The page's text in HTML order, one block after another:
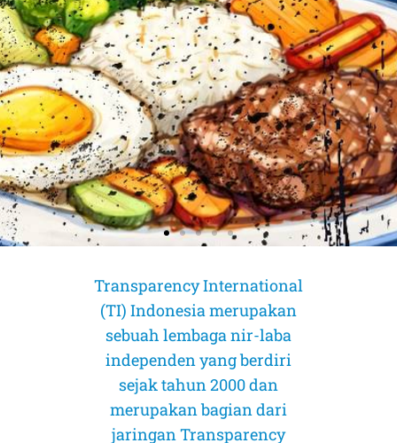
Transparency International
(TI) Indonesia merupakan
sebuah lembaga nir-laba
independen yang berdiri
sejak tahun 2000 dan
merupakan bagian dari
jaringan Transparency